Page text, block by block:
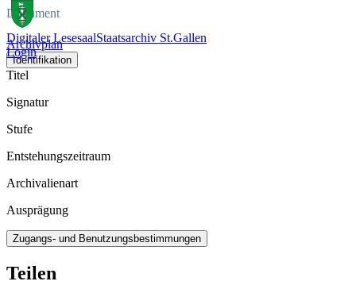
Digitaler LesesaalStaatsarchiv St.Gallen
Login
Dokument
Archivplan
Identifikation
Titel
Signatur
Stufe
Entstehungszeitraum
Archivalienart
Ausprägung
Zugangs- und Benutzungsbestimmungen
Teilen